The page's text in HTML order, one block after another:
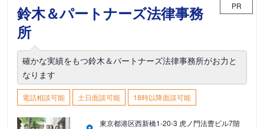
鈴木＆パートナーズ法律事務
所
PR
確かな実績をもつ鈴木＆パートナーズ法律事務所がお力と
なります
電話相談可能 土日面談可能 18時以降面談可能
東京都港区西新橋1-20-3 虎ノ門法曹ビル7階